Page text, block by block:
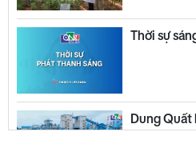
Thời sự
Dung Quất
làm trọng